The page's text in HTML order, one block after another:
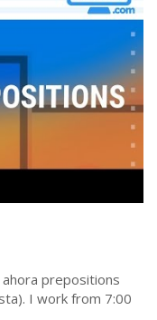
prepositions
I work from 7:00